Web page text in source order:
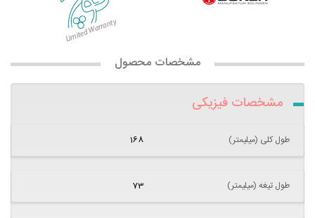
مشخصات محصول
مشخصات فیزیکی
طول کلی (میلیمتر) 168
طول تیغه (میلیمتر) 73